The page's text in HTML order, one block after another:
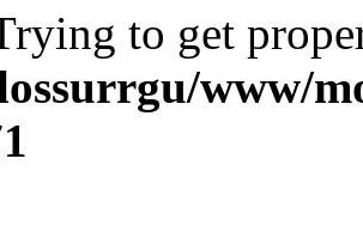
to get
www/